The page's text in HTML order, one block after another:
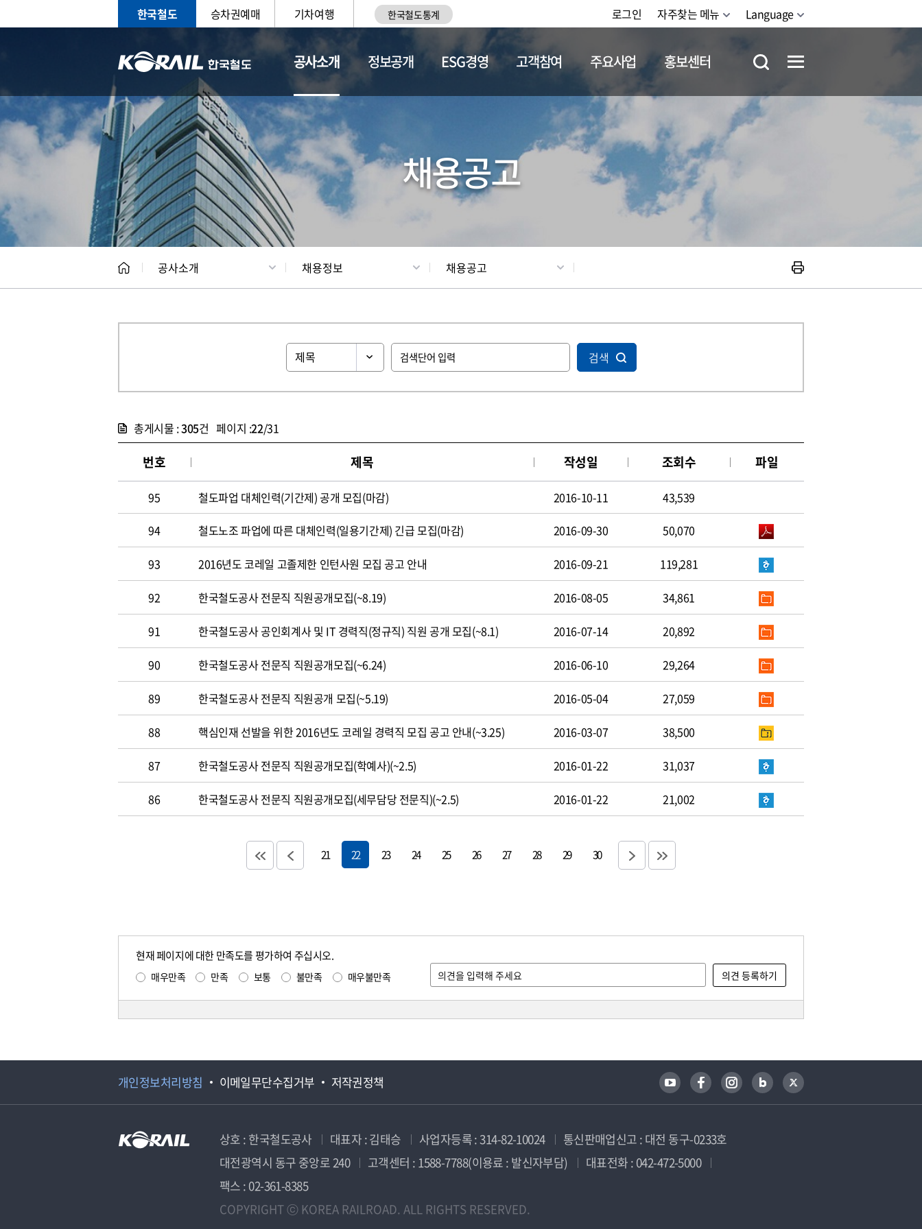
한국철도 승차권예매 기차여행 한국철도통계 로그인 자주찾는 메뉴 Language
공사소개
CEO 일반현황 채용정보
정보공개 ESG경영 고객참여 주요사업 홍보센터
채용공고
공사소개 채용정보 채용공고
검색
총게시물 :305건 페이지 :22/31
번호 제목 작성일 조회수 파일
95 철도파업 대체인력(기간제) 공개 모집(마감) 2016-10-11
43,539
94
철도노조 파업에 따른 대체인력(일용기간제) 긴급 모집(마감) 2016-09-30 50,070
93 2016년도 코레일 고졸제한 인턴사원 모집 공고 안내 2016-09-21 119,281
92 한국철도공사 전문직 직원공개모집(~8.19) 2016-08-05 34,861
91 한국철도공사 공인회계사 및 IT 경력직(정규직) 직원 공개 모집(~8.1) 2016-07-14 20,892
90 한국철도공사 전문직 직원공개모집(~6.24) 2016-06-10 29,264
89 한국철도공사 전문직 직원공개 모집(~5.19) 2016-05-04 27,059
88 핵심인재 선발을 위한 2016년도 코레일 경력직 모집 공고 안내(~3.25) 2016-03-07 38,500
87 한국철도공사 전문직 직원공개모집(학예사)(~2.5) 2016-01-22 31,037
86 한국철도공사 전문직 직원공개모집(세무담당 전문직)(~2.5) 2016-01-22 21,002
21 22 23 24 25 26 27 28 29 30
현재 페이지에 대한 만족도를 평가하여 주십시오.
매우만족 만족 보통 불만족 매우불만족
개인정보처리방침 이메일무단수집거부 저작권정책
상호 : 한국철도공사 대표자 : 김태승 사업자등록 : 314-82-10024
통신판매업신고 : 대전 동구-0233호
대전광역시 동구 중앙로 240
고객센터 : 1588-7788(이용료 : 발신자부담)
대표전화 : 042-472-5000
팩스 : 02-361-8385
COPYRIGHT ⓒ KOREA RAILROAD. ALL RIGHTS RESERVED.